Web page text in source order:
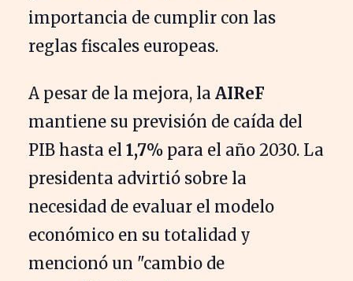
importancia de cumplir con las
reglas fiscales europeas.
A pesar de la mejora, la AIReF
mantiene su previsión de caída del
PIB hasta el 1,7% para el año 2030. La
presidenta advirtió sobre la
necesidad de evaluar el modelo
económico en su totalidad y
mencionó un "cambio de